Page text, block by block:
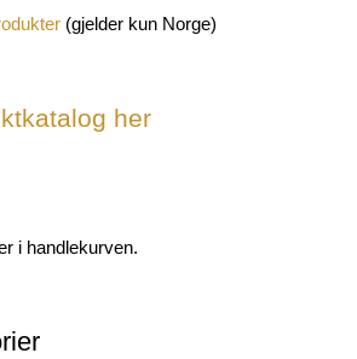
(gjelder kun Norge)
her
i handlekurven.